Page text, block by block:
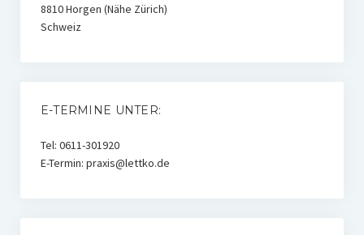
8810 Horgen (Nähe Zürich)
Schweiz
E-TERMINE UNTER:
Tel: 0611-301920
E-Termin: praxis@lettko.de